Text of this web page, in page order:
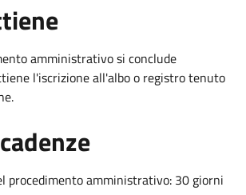
amministrativo si conclude
l'iscrizione all'albo o registro tenuto
procedimento amministrativo: 30 giorni